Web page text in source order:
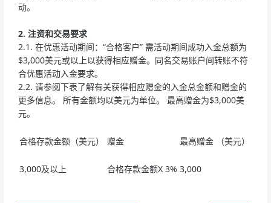
动。
2. 注资和交易要求
2.1. 在优惠活动期间：“合格客户” 需活动期间成功入金总额为
$3,000美元或以上以获得相应赠金。同名交易账户间转账不符
合优惠活动入金要求。
2.2. 请参阅下表了解有关获得相应赠金的入金总金额和赠金的
更多信息。 所有金额均以美元为单位。 最高赠金为$3,000美
元。
合格存款金额（美元） 赠金 最高赠金 （美元）
3,000及以上 合格存款金额X 3% 3,000